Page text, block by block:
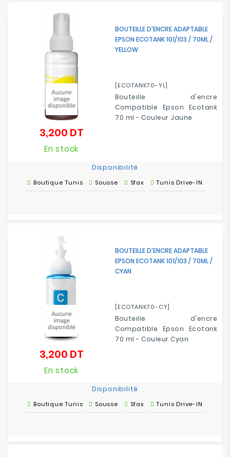
BOUTEILLE D'ENCRE ADAPTABLE
EPSON ECOTANK 101/103 / 70ML /
YELLOW
[ECOTANK70-YL]
Bouteille d'encre
Compatible Epson Ecotank
70 ml - Couleur Jaune
3,200 DTPrix
En stock
Disponibilité
Boutique Tunis Sousse Sfax Tunis Drive-IN
BOUTEILLE D'ENCRE ADAPTABLE
EPSON ECOTANK 101/103 / 70ML /
CYAN
[ECOTANK70-CY]
Bouteille d'encre
Compatible Epson Ecotank
70 ml - Couleur Cyan
3,200 DTPrix
En stock
Disponibilité
Boutique Tunis Sousse Sfax Tunis Drive-IN